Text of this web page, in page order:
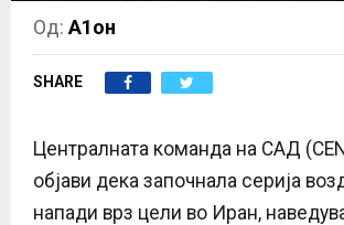
M
E
N
U
Од:А1он
SHARE
Централната команда на САД
објави дека започнала серија
напади врз цели во Иран,